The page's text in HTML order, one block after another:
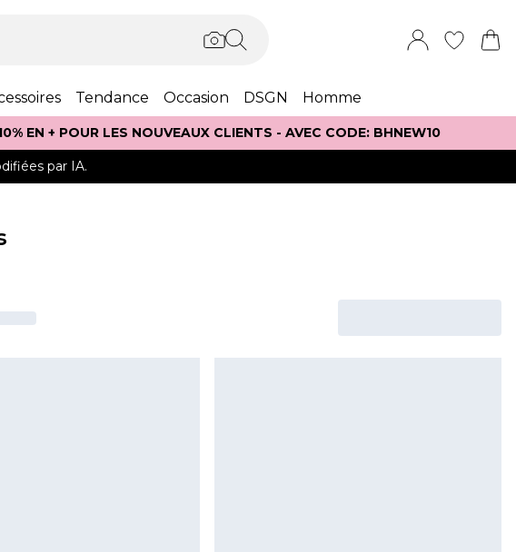
Tendance Occasion DSGN Homme
EN + POUR LES NOUVEAUX CLIENTS - AVEC CODE: BHNEW10
par IA.